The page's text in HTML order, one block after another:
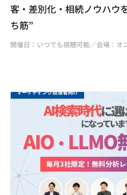
客・差別化・相続ノウハウ
ち筋”
開催日：いつでも視聴可能／会場：オ